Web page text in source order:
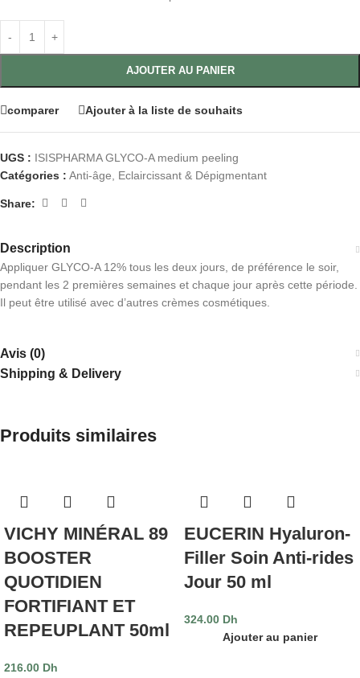
AJOUTER AU PANIER
comparer Ajouter à la liste de souhaits
UGS : ISISPHARMA GLYCO-A medium peeling
Catégories : Anti-âge, Eclaircissant & Dépigmentant
Share:
Description
Appliquer GLYCO-A 12% tous les deux jours, de préférence le soir,
pendant les 2 premières semaines et chaque jour après cette période.
Il peut être utilisé avec d’autres crèmes cosmétiques.
Avis (0)
Shipping & Delivery
Produits similaires
VICHY MINÉRAL 89
BOOSTER
QUOTIDIEN
FORTIFIANT ET
REPEUPLANT 50ml
216.00 Dh
EUCERIN Hyaluron-
Filler Soin Anti-rides
Jour 50 ml
324.00 Dh
Ajouter au panier